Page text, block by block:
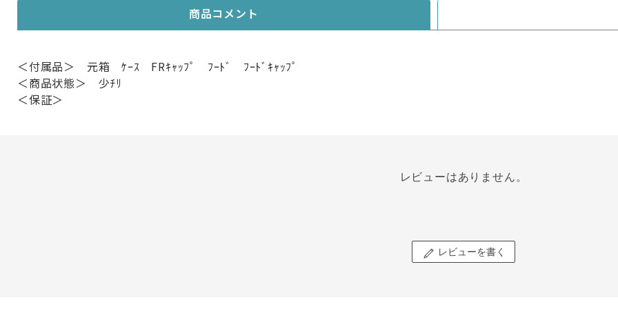
商品コメント
＜付属品＞ 元箱 ｹｰｽ FRｷｬｯﾌﾟ ﾌｰﾄﾞ ﾌｰﾄﾞｷｬｯﾌﾟ
＜商品状態＞ 少ﾁﾘ
＜保証＞
レビューはありません。
レビューを書く